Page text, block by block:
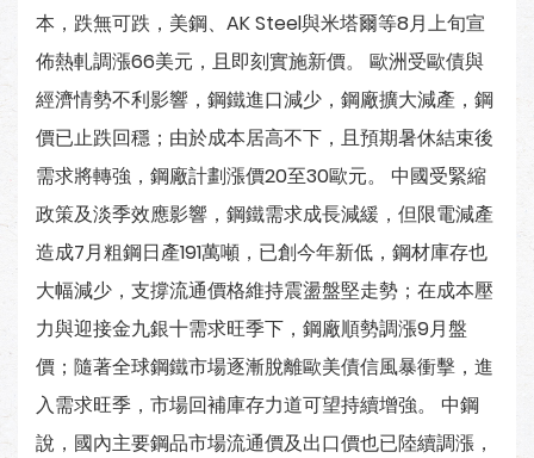
本，跌無可跌，美鋼、AK Steel與米塔爾等8月上旬宣
佈熱軋調漲66美元，且即刻實施新價。 歐洲受歐債與
經濟情勢不利影響，鋼鐵進口減少，鋼廠擴大減產，鋼
價已止跌回穩；由於成本居高不下，且預期暑休結束後
需求將轉強，鋼廠計劃漲價20至30歐元。 中國受緊縮
政策及淡季效應影響，鋼鐵需求成長減緩，但限電減產
造成7月粗鋼日產191萬噸，已創今年新低，鋼材庫存也
大幅減少，支撐流通價格維持震盪盤堅走勢；在成本壓
力與迎接金九銀十需求旺季下，鋼廠順勢調漲9月盤
價；隨著全球鋼鐵市場逐漸脫離歐美債信風暴衝擊，進
入需求旺季，市場回補庫存力道可望持續增強。 中鋼
說，國內主要鋼品市場流通價及出口價也已陸續調漲，